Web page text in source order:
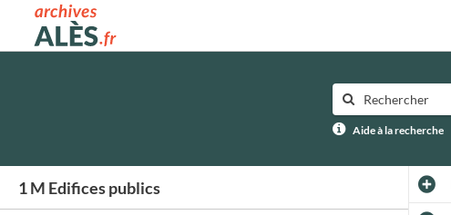
Archives municipales d'Alès
Aide à la recherche
1 M Edifices publics